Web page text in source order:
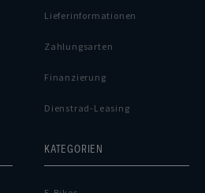
Lieferinformationen
Zahlungsarten
Finanzierung
Dienstrad-Leasing
KATEGORIEN